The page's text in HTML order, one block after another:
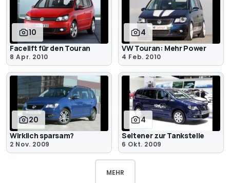
10
Facelift für den Touran
8 Apr. 2010
4
VW Touran: Mehr Power
4 Feb. 2010
20
Wirklich sparsam?
2 Nov. 2009
4
Seltener zur Tankstelle
6 Okt. 2009
MEHR